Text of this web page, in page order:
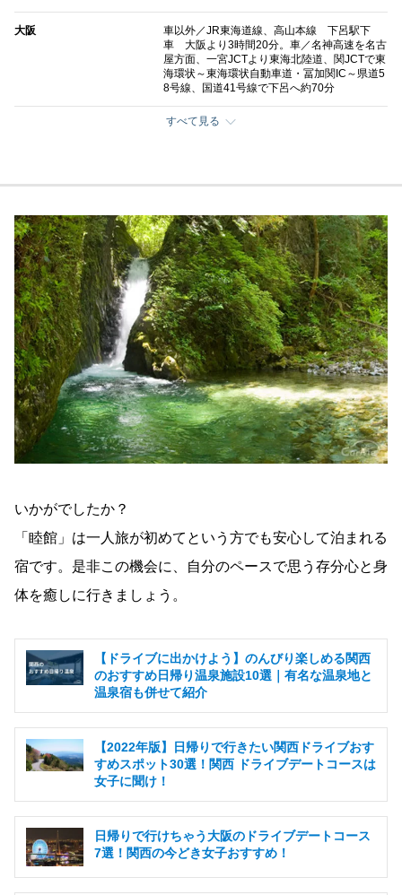
大阪
車以外／JR東海道線、高山本線 下呂駅下
車 大阪より3時間20分。車／名神高速を名古
屋方面、一宮JCTより東海北陸道、関JCTで東
海環状～東海環状自動車道・冨加関IC～県道5
8号線、国道41号線で下呂へ約70分
すべて見る
いかがでしたか？
「睦館」は一人旅が初めてという方でも安心して泊まれる
宿です。是非この機会に、自分のペースで思う存分心と身
体を癒しに行きましょう。
【ドライブに出かけよう】のんびり楽しめる関西
のおすすめ日帰り温泉施設10選｜有名な温泉地と
温泉宿も併せて紹介
【2022年版】日帰りで行きたい関西ドライブおす
すめスポット30選！関西 ドライブデートコースは
女子に聞け！
日帰りで行けちゃう大阪のドライブデートコース
7選！関西の今どき女子おすすめ！